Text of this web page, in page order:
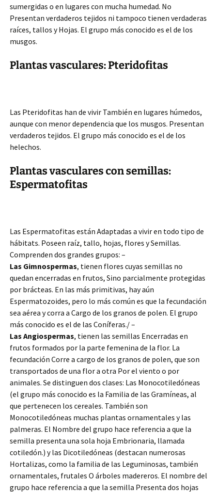
sumergidas o en lugares con mucha humedad. No
Presentan verdaderos tejidos ni tampoco tienen verdaderas
raíces, tallos y Hojas. El grupo más conocido es el de los
musgos.
Plantas vasculares: Pteridofitas
Las Pteridofitas han de vivir También en lugares húmedos,
aunque con menor dependencia que los musgos. Presentan
verdaderos tejidos. El grupo más conocido es el de los
helechos.
Plantas vasculares con semillas:
Espermatofitas
Las Espermatofitas están Adaptadas a vivir en todo tipo de
hábitats. Poseen raíz, tallo, hojas, flores y Semillas.
Comprenden dos grandes grupos: –
Las Gimnospermas, tienen flores cuyas semillas no
quedan encerradas en frutos, Sino parcialmente protegidas
por brácteas. En las más primitivas, hay aún
Espermatozoides, pero lo más común es que la fecundación
sea aérea y corra a Cargo de los granos de polen. El grupo
más conocido es el de las Coníferas./ –
Las Angiospermas, tienen las semillas Encerradas en
frutos formados por la parte femenina de la flor. La
fecundación Corre a cargo de los granos de polen, que son
transportados de una flor a otra Por el viento o por
animales. Se distinguen dos clases: Las Monocotiledóneas
(el grupo más conocido es la Familia de las Gramíneas, al
que pertenecen los cereales. También son
Monocotiledóneas muchas plantas ornamentales y las
palmeras. El Nombre del grupo hace referencia a que la
semilla presenta una sola hoja Embrionaria, llamada
cotiledón.) y las Dicotiledóneas (destacan numerosas
Hortalizas, como la familia de las Leguminosas, también
ornamentales, frutales O árboles madereros. El nombre del
grupo hace referencia a que la semilla Presenta dos hojas